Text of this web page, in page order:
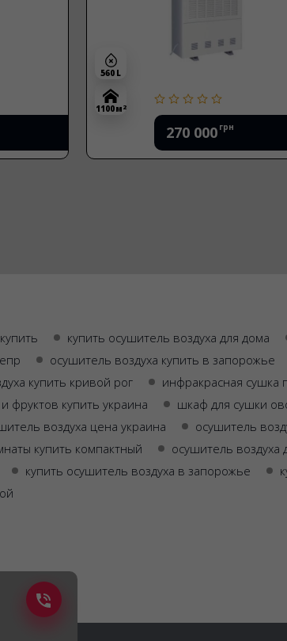
270 000 грн
560 L
1100 м 2
купить осушитель воздуха для дома
осушитель воздуха купить в запорожье
купить кривой рог инфракрасная сушка
фруктов купить украина шкаф для сушки
воздуха цена украина осушитель
купить компактный
осушитель воздуха
купить осушитель воздуха в запорожье